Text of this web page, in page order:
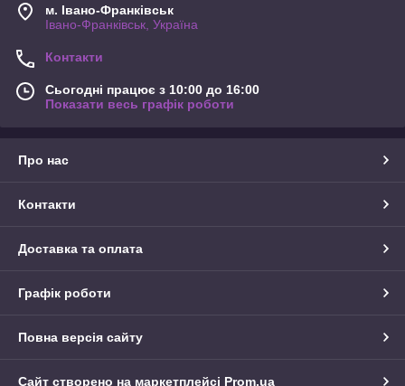
м. Івано-Франківськ
Івано-Франківськ, Україна
Контакти
Сьогодні працює з 10:00 до 16:00
Показати весь графік роботи
Про нас
Контакти
Доставка та оплата
Графік роботи
Повна версія сайту
Сайт створено на маркетплейсі Prom.ua